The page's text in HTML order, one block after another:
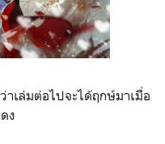
ล่มต่อไปจะได้ฤกษ์มาเมื่อ
ง